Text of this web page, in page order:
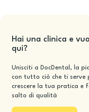
Hai una clinica e
qui?
Unisciti a DocDental, la
con tutto ciò che ti serve
crescere la tua pratica e
salto di qualità